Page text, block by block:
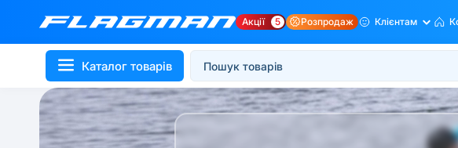
Акції 5 Розпродаж Клієнтам
Каталог товарів